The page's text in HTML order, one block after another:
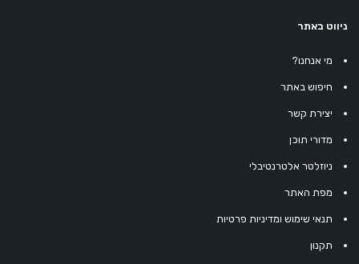
ניווט באתר
מי אנחנו?
חיפוש באתר
יצירת קשר
מדורי תוכן
ניוזלטר אלטרנטיבלי
מפת האתר
תנאי שימוש ומדיניות פרטיות
תקנון